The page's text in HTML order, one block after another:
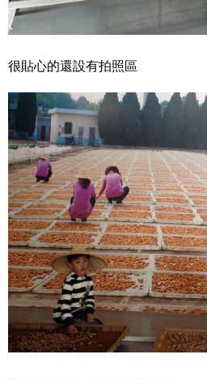
很貼心的還設有拍照區